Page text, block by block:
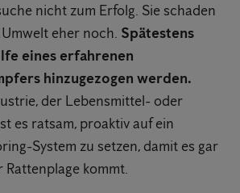
nicht zum Erfolg. Sie schaden
eher noch. Spätestens
eines erfahrenen
hinzugezogen werden.
der Lebensmittel- oder
es ratsam, proaktiv auf ein
System zu setzen, damit es gar
kommt.